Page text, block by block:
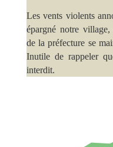
Les vents violents
épargné notre
de la préfecture se
Inutile de rappeler
interdit.